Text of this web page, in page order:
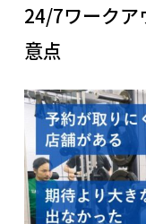
24/7ワークアウトで
24/7ワークア
意点